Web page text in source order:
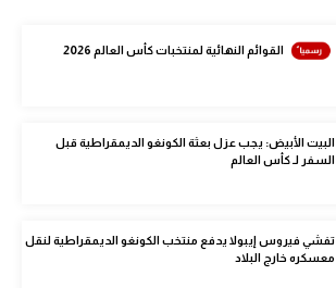
القوائم النهائية لمنتخبات كأس العالم 2026
البيت الأبيض: يجب عزل بعثة الكونغو الديمقراطية قبل
السفر لـ كأس العالم
تفشي فيروس إيبولا يدفع منتخب الكونغو الديمقراطية لنقل
معسكره خارج البلاد